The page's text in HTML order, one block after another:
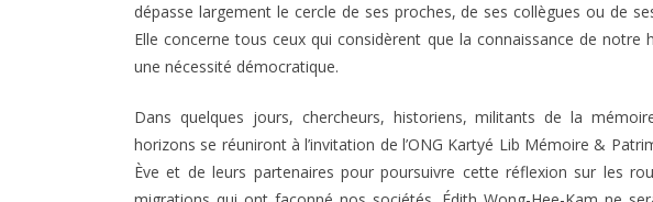
dépasse largement le cercle de ses proches, de ses collègues ou de
Elle concerne tous ceux qui considèrent que la connaissance de notre
une nécessité démocratique.
Dans quelques jours, chercheurs, historiens, militants de la
horizons se réuniront à l’invitation de l’ONG Kartyé Lib Mémoire &
Ève et de leurs partenaires pour poursuivre cette réflexion sur les